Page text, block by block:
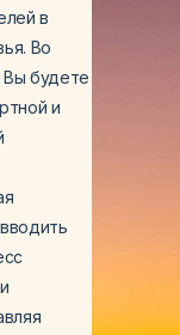
в
Во
будете
и